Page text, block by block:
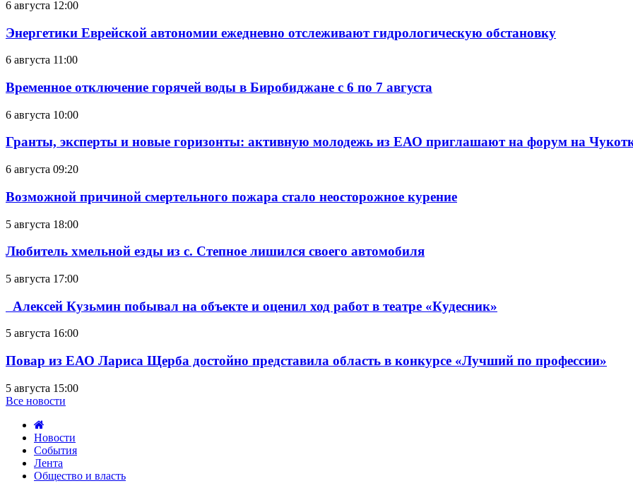
6 августа 12:00
Энергетики Еврейской автономии ежедневно отслеживают гидрологическую обстановку
6 августа 11:00
Временное отключение горячей воды в Биробиджане с 6 по 7 августа
6 августа 10:00
Гранты, эксперты и новые горизонты: активную молодежь из ЕАО приглашают на форум на
6 августа 09:20
Возможной причиной смертельного пожара стало неосторожное курение
5 августа 18:00
Любитель хмельной езды из с. Степное лишился своего автомобиля
5 августа 17:00
Алексей Кузьмин побывал на объекте и оценил ход работ в театре «Кудесник»
5 августа 16:00
Повар из ЕАО Лариса Щерба достойно представила область в конкурсе «Лучший по профессии»
5 августа 15:00
Все новости
Новости
События
Лента
Общество и власть